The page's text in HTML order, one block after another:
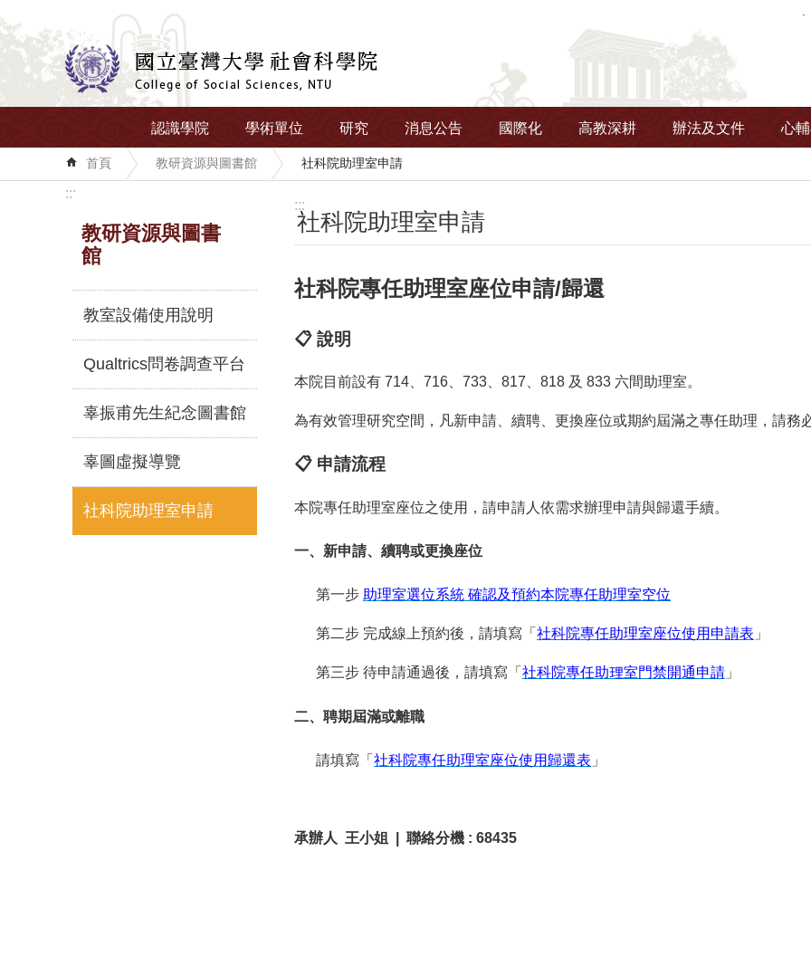
跳到主要內容區塊
認識學院 學術單位 研究 消息公告 國際化 高教深耕 辦法及文件 心
首頁 教研資源與圖書館 社科院助理室申請
:::
教研資源與圖書
館
教室設備使用說明
Qualtrics問卷調查平台
辜振甫先生紀念圖書館
辜圖虛擬導覽
社科院助理室申請
:::
社科院助理室申請
社科院專任助理室座位申請/歸還
📋 說明
本院目前設有 714、716、733、817、818 及 833 六間助理室。
為有效管理研究空間，凡新申請、續聘、更換座位或期約屆滿之專任助理，請務
📋 申請流程
本院專任助理室座位之使用，請申請人依需求辦理申請與歸還手續。
一、新申請、續聘或更換座位
第一步 助理室選位系統 確認及預約本院專任助理室空位
第二步 完成線上預約後，請填寫「 社科院專任助理室座位使用申請表 」
第三步 待申請通過後，請填寫「 社科院專任助理室門禁開通申請 」
二、聘期屆滿或離職
請填寫「 社科院專任助理室座位使用歸還表 」
承辦人 王小姐 | 聯絡分機 : 68435